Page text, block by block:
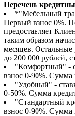
Перечень
*"Мебельный
Первый взнос 0%.
предоставляет
таким образом
месяцев. Остальные
до 200 000 рублей,
"Комфортный" -
взнос 0-90%. Сумма
"Удобный" -
0-50%. Сумма
"Стандартный
взнос 0-90%. Сумма